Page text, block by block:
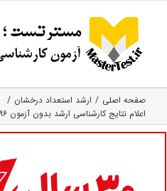
content
صفحه اصلی
ارشد استعداد درخشان
اعلام نتایج کارشناسی ارشد بدون آزمون ۹۶ دانشگاه محقق اردبیلی